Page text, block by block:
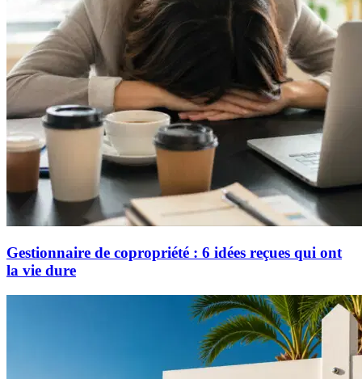
Gestionnaire de copropriété : 6 idées reçues qui ont
la vie dure